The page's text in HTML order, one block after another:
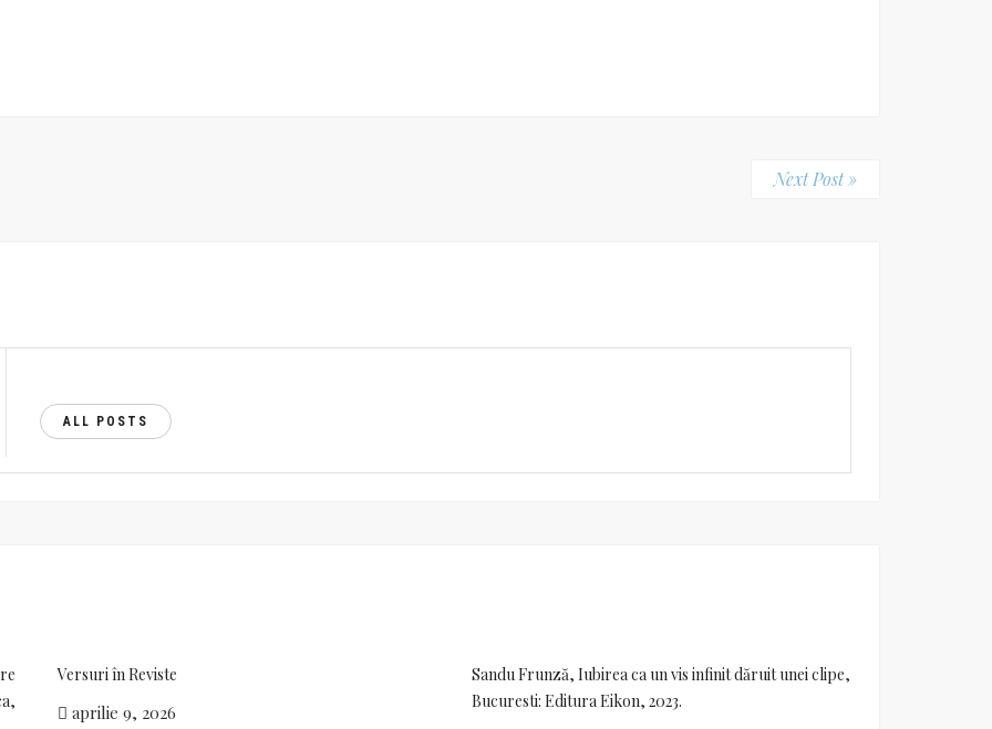
Next Post »
ALL POSTS
Versuri în Reviste
aprilie 9, 2026
Sandu Frunză, Iubirea ca un vis infinit dăruit unei clipe,
Bucuresti: Editura Eikon, 2023.